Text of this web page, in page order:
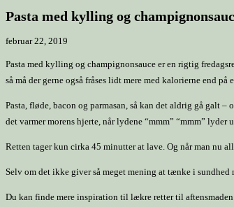
Pasta med kylling og
februar 22, 2019
Pasta med kylling og champignonsauce er en rigtig
så må der gerne også fråses lidt mere med kalorierne end på
Pasta, fløde, bacon og parmasan, så kan det aldrig gå galt
det varmer morens hjerte, når lydene “mmm” “mmm” lyder
Retten tager kun cirka 45 minutter at lave. Og når man nu
Selv om det ikke giver så meget mening at tænke i sundhed
Du kan finde mere inspiration til lækre retter til aftensmaden